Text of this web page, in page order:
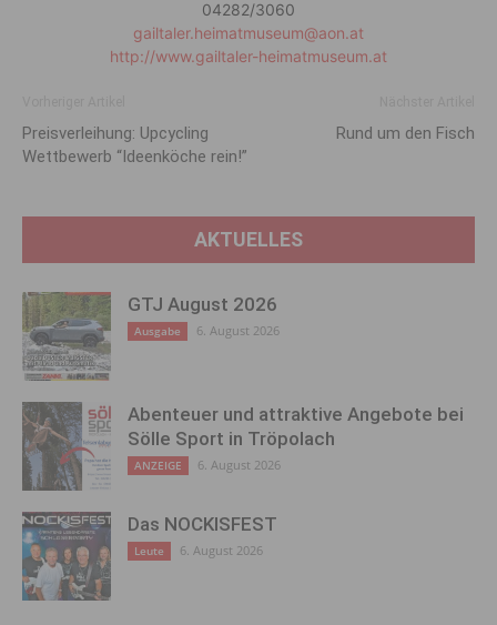
04282/3060
gailtaler.heimatmuseum@aon.at
http://www.gailtaler-heimatmuseum.at
Preisverleihung: Upcycling
Wettbewerb “Ideenköche rein!”
Rund um den Fisch
AKTUELLES
GTJ August 2026
Ausgabe 6. August 2026
Abenteuer und attraktive Angebote bei
Sölle Sport in Tröpolach
ANZEIGE 6. August 2026
Das NOCKISFEST
Leute 6. August 2026